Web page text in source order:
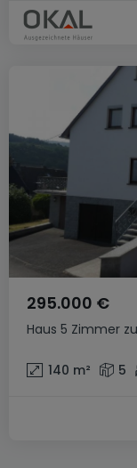
Haus 5 Zimmer
295.000 €
140 m² 5